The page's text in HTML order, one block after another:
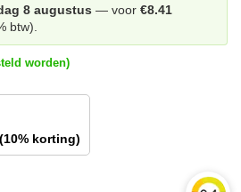
8 augustus — voor €8.41
btw).
worden)
(10% korting)
toren naar toren aantal